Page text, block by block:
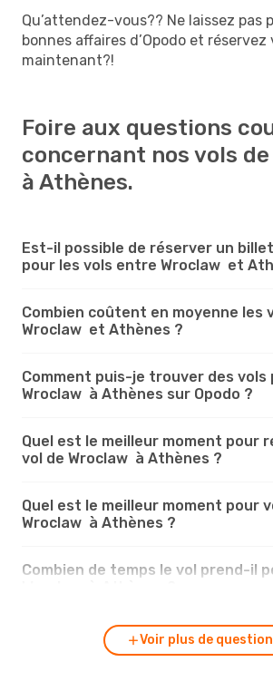
Qu’attendez-vous?? Ne laissez pas
bonnes affaires d’Opodo et
maintenant?!
Foire aux questions
concernant nos vols
à Athènes.
Est-il possible de réserver un
pour les vols entre Wroclaw et
Combien coûtent en moyenne les
Wroclaw et Athènes ?
Comment puis-je trouver des vols
Wroclaw à Athènes sur Opodo ?
Quel est le meilleur moment pour
vol de Wroclaw à Athènes ?
Quel est le meilleur moment pour
Wroclaw à Athènes ?
Combien de temps le vol prend-il
Voir plus de